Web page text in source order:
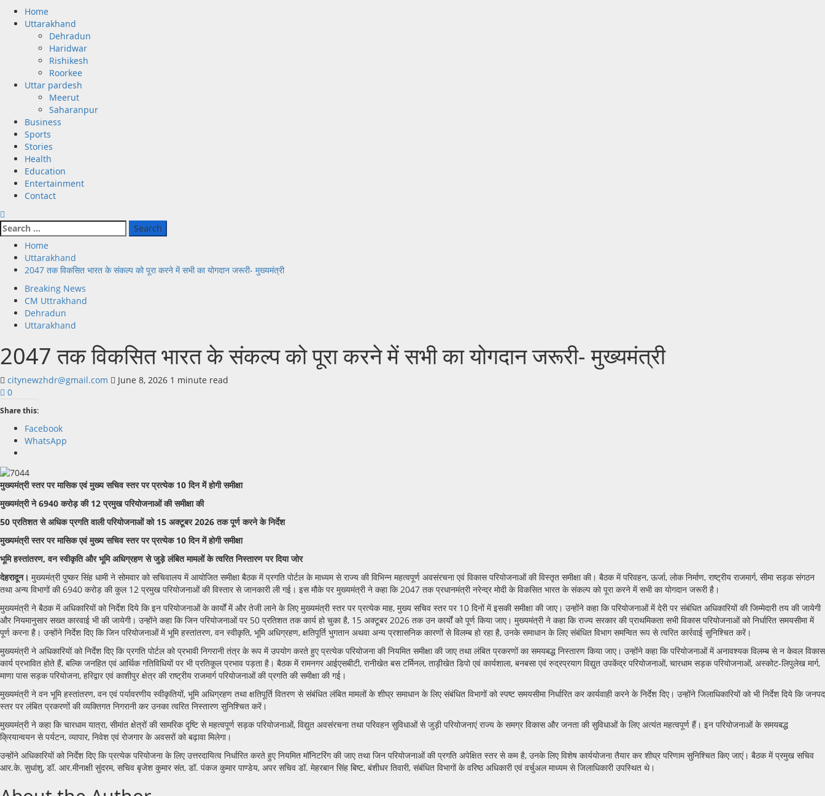
Primary
Menu
Home
Uttarakhand
Dehradun
Haridwar
Rishikesh
Roorkee
Uttar pardesh
Meerut
Saharanpur
Business
Sports
Stories
Health
Education
Entertainment
Contact
Search
for:
Home
Uttarakhand
2047 तक विकसित भारत के संकल्प को पूरा करने में सभी का योगदान जरूरी- मुख्यमंत्री
Breaking News
CM Uttrakhand
Dehradun
Uttarakhand
2047 तक विकसित भारत के संकल्प को पूरा करने में सभी का योगदान जरूरी- मुख्यमंत्री
citynewzhdr@gmail.com June 8, 2026 1 minute read
0
Share this:
Facebook
WhatsApp
मुख्यमंत्री स्तर पर मासिक एवं मुख्य सचिव स्तर पर प्रत्येक 10 दिन में होगी समीक्षा
मुख्यमंत्री ने 6940 करोड़ की 12 प्रमुख परियोजनाओं की समीक्षा की
50 प्रतिशत से अधिक प्रगति वाली परियोजनाओं को 15 अक्टूबर 2026 तक पूर्ण करने के निर्देश
मुख्यमंत्री स्तर पर मासिक एवं मुख्य सचिव स्तर पर प्रत्येक 10 दिन में होगी समीक्षा
भूमि हस्तांतरण, वन स्वीकृति और भूमि अधिग्रहण से जुड़े लंबित मामलों के त्वरित निस्तारण पर दिया जोर
देहरादून। मुख्यमंत्री पुष्कर सिंह धामी ने सोमवार को सचिवालय में आयोजित समीक्षा बैठक में प्रगति पोर्टल के माध्यम से राज्य की विभिन्न महत्वपूर्ण अवसंरचना एवं विकास परियोजनाओं की विस्तृत समीक्षा की। बैठक में परिवहन, ऊर्जा, लोक निर्माण, राष्ट्रीय राजमार्ग, सीमा सड़क संगठन
तथा अन्य विभागों की 6940 करोड़ की कुल 12 प्रमुख परियोजनाओं की विस्तार से जानकारी ली गई। इस मौके पर मुख्यमंत्री ने कहा कि 2047 तक प्रधानमंत्री नरेन्द्र मोदी के विकसित भारत के संकल्प को पूरा करने में सभी का योगदान जरूरी है।
मुख्यमंत्री ने बैठक में अधिकारियों को निर्देश दिये कि इन परियोजनाओं के कार्यों में और तेजी लाने के लिए मुख्यमंत्री स्तर पर प्रत्येक माह, मुख्य सचिव स्तर पर 10 दिनों में इसकी समीक्षा की जाए। उन्होंने कहा कि परियोजनाओं में देरी पर संबंधित अधिकारियों की जिम्मेदारी तय की जायेगी
और नियमानुसार सख्त कारवाई भी की जायेगी। उन्होंने कहा कि जिन परियोजनाओं पर 50 प्रतिशत तक कार्य हो चुका है, 15 अक्टूबर 2026 तक उन कार्यों को पूर्ण किया जाए। मुख्यमंत्री ने कहा कि राज्य सरकार की प्राथमिकता सभी विकास परियोजनाओं को निर्धारित समयसीमा में
पूर्ण करना है। उन्होंने निर्देश दिए कि जिन परियोजनाओं में भूमि हस्तांतरण, वन स्वीकृति, भूमि अधिग्रहण, क्षतिपूर्ति भुगतान अथवा अन्य प्रशासनिक कारणों से विलम्ब हो रहा है, उनके समाधान के लिए संबंधित विभाग समन्वित रूप से त्वरित कार्रवाई सुनिश्चित करें।
मुख्यमंत्री ने अधिकारियों को निर्देश दिए कि प्रगति पोर्टल को प्रभावी निगरानी तंत्र के रूप में उपयोग करते हुए प्रत्येक परियोजना की नियमित समीक्षा की जाए तथा लंबित प्रकरणों का समयबद्ध निस्तारण किया जाए। उन्होंने कहा कि परियोजनाओं में अनावश्यक विलम्ब से न केवल विकास
कार्य प्रभावित होते हैं, बल्कि जनहित एवं आर्थिक गतिविधियों पर भी प्रतिकूल प्रभाव पड़ता है। बैठक में रामनगर आईएसबीटी, रानीखेत बस टर्मिनल, ताड़ीखेत डिपो एवं कार्यशाला, बनबसा एवं रुद्रप्रयाग विद्युत उपकेंद्र परियोजनाओं, चारधाम सड़क परियोजनाओं, अस्कोट-लिपुलेख मार्ग,
माणा पास सड़क परियोजना, हरिद्वार एवं काशीपुर क्षेत्र की राष्ट्रीय राजमार्ग परियोजनाओं की प्रगति की समीक्षा की गई।
मुख्यमंत्री ने वन भूमि हस्तांतरण, वन एवं पर्यावरणीय स्वीकृतियों, भूमि अधिग्रहण तथा क्षतिपूर्ति वितरण से संबंधित लंबित मामलों के शीघ्र समाधान के लिए संबंधित विभागों को स्पष्ट समयसीमा निर्धारित कर कार्यवाही करने के निर्देश दिए। उन्होंने जिलाधिकारियों को भी निर्देश दिये कि जनपद
स्तर पर लंबित प्रकरणों की व्यक्तिगत निगरानी कर उनका त्वरित निस्तारण सुनिश्चित करें।
मुख्यमंत्री ने कहा कि चारधाम यात्रा, सीमांत क्षेत्रों की सामरिक दृष्टि से महत्वपूर्ण सड़क परियोजनाओं, विद्युत अवसंरचना तथा परिवहन सुविधाओं से जुड़ी परियोजनाएं राज्य के समग्र विकास और जनता की सुविधाओं के लिए अत्यंत महत्वपूर्ण हैं। इन परियोजनाओं के समयबद्ध
क्रियान्वयन से पर्यटन, व्यापार, निवेश एवं रोजगार के अवसरों को बढ़ावा मिलेगा।
उन्होंने अधिकारियों को निर्देश दिए कि प्रत्येक परियोजना के लिए उत्तरदायित्व निर्धारित करते हुए नियमित मॉनिटरिंग की जाए तथा जिन परियोजनाओं की प्रगति अपेक्षित स्तर से कम है, उनके लिए विशेष कार्ययोजना तैयार कर शीघ्र परिणाम सुनिश्चित किए जाएं। बैठक में प्रमुख सचिव
आर.के. सुधांशु, डॉ. आर.मीनाक्षी सुंदरम, सचिव बृजेश कुमार संत, डॉ. पंकज कुमार पाण्डेय, अपर सचिव डॉ. मेहरबान सिंह बिष्ट, बंशीधर तिवारी, संबंधित विभागों के वरिष्ठ अधिकारी एवं वर्चुअल माध्यम से जिलाधिकारी उपस्थित थे।